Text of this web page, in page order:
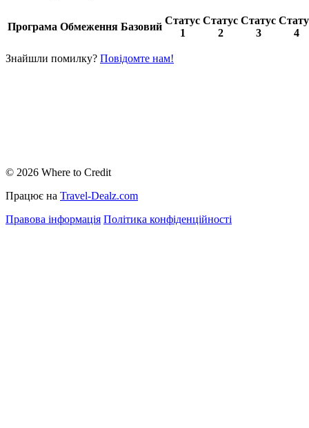
Програма Обмеження Базовий
Статус
1
Статус
2
Статус
3
4
Знайшли помилку? Повідомте нам!
© 2026 Where to Credit
Працює на Travel-Dealz.com
Правова інформація Політика конфіденційності